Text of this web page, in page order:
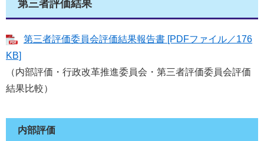
第三者評価結果
第三者評価委員会評価結果報告書 [PDFファイル／176
KB]
（内部評価・行政改革推進委員会・第三者評価委員会評価
結果比較）
内部評価